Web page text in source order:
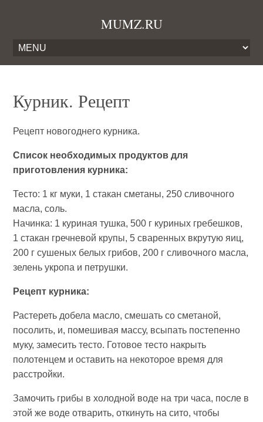
MUMZ.RU
Курник. Рецепт
Рецепт новогоднего курника.
Список необходимых продуктов для
приготовления курника:
Тесто: 1 кг муки, 1 стакан сметаны, 250 сливочного
масла, соль.
Начинка: 1 куриная тушка, 500 г куриных гребешков,
1 стакан гречневой крупы, 5 сваренных вкрутую яиц,
200 г сушеных белых грибов, 200 г сливочного масла,
зелень укропа и петрушки.
Рецепт курника:
Растереть добела масло, смешать со сметаной,
посолить, и, помешивая массу, всыпать постепенно
муку, замесить тесто. Готовое тесто накрыть
полотенцем и оставить на некоторое время для
расстройки.
Замочить грибы в холодной воде на три часа, после в
этой же воде отварить, откинуть на сито, чтобы